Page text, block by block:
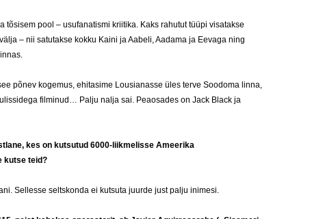
tõsisem pool – usufanatismi kriitika. Kaks rahutut tüüpi visatakse
– nii satutakse kokku Kaini ja Aabeli, Aadama ja Eevaga ning
põnev kogemus, ehitasime Lousianasse üles terve Soodoma linna,
filminud… Palju nalja sai. Peaosades on Jack Black ja
kes on kutsutud 6000-liikmelisse Ameerika
kutse teid?
Sellesse seltskonda ei kutsuta juurde just palju inimesi.